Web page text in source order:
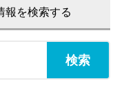
報を検索する